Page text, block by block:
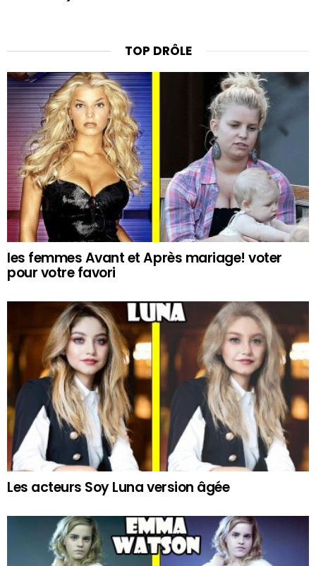
TOP DRÔLE
les femmes Avant et Après mariage! voter
pour votre favori
Les acteurs Soy Luna version âgée